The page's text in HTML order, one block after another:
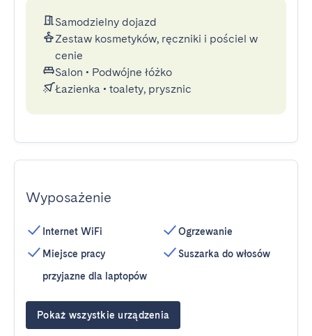
Samodzielny dojazd
Zestaw kosmetyków, ręczniki i pościel w
cenie
Salon • Podwójne łóżko
Łazienka • toalety, prysznic
Wyposażenie
Internet WiFi
Miejsce pracy
przyjazne dla laptopów
Ogrzewanie
Suszarka do włosów
Pokaż wszystkie urządzenia